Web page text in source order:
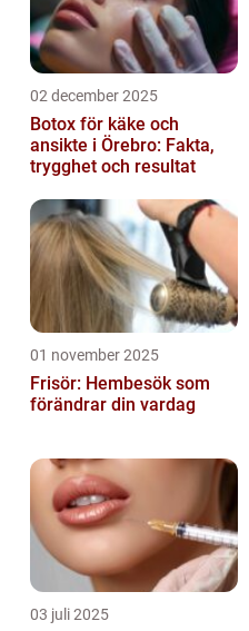
02 december 2025
Botox för käke och
ansikte i Örebro: Fakta,
trygghet och resultat
01 november 2025
Frisör: Hembesök som
förändrar din vardag
03 juli 2025